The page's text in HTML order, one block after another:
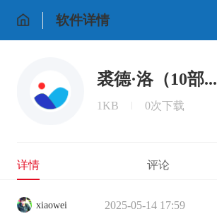
软件详情
裘德·洛（10部...
1KB 0次下载
详情 评论
xiaowei 2025-05-14 17:59